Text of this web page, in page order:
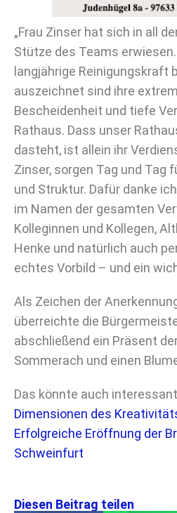
„Frau Zinser hat sich in all
Stütze des Teams
langjährige Reinigungskraft
auszeichnet sind ihre
Bescheidenheit und tiefe
Rathaus. Dass unser
dasteht, ist allein ihr
Zinser, sorgen Tag und Tag
und Struktur. Dafür danke
im Namen der gesamten
Kolleginnen und Kollegen,
Henke und natürlich auch
echtes Vorbild – und ein
Als Zeichen der
überreichte die
abschließend ein Präsent
Sommerach und einen
Das könnte auch
Dimensionen des
Erfolgreiche Eröffnung der
Schweinfurt
Diesen Beitrag teilen